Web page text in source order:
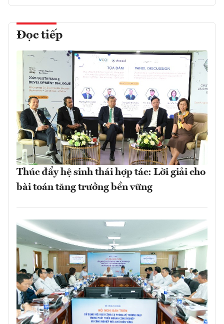
Đọc tiếp
Thúc đẩy hệ sinh thái hợp tác: Lời giải cho
bài toán tăng trưởng bền vững